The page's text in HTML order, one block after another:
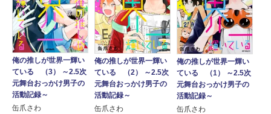
俺の推しが世界一輝い
ている （3） ～2.5次
元舞台おっかけ男子の
活動記録～
缶爪さわ
俺の推しが世界一輝い
ている （2） ～2.5次
元舞台おっかけ男子の
活動記録～
缶爪さわ
俺の推しが世界一輝い
ている （1） ～2.5次
元舞台おっかけ男子の
活動記録～
缶爪さわ